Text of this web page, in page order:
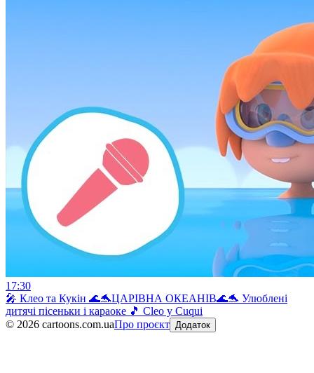
17:30
🎤 Клео та Кукiн 🌊🐬ЦАРІВНА ОКЕАНІВ🌊🐬 Улюблені
дитячі пісеньки і караоке 🎵 Cleo y Cuqui
© 2026 cartoons.com.uaПро проєкт Додаток